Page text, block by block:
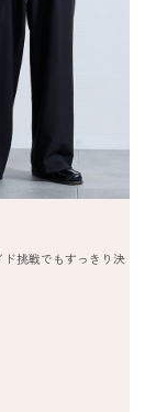
挑戦でもすっきり決